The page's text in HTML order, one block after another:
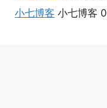
小七博客 小七博客 0